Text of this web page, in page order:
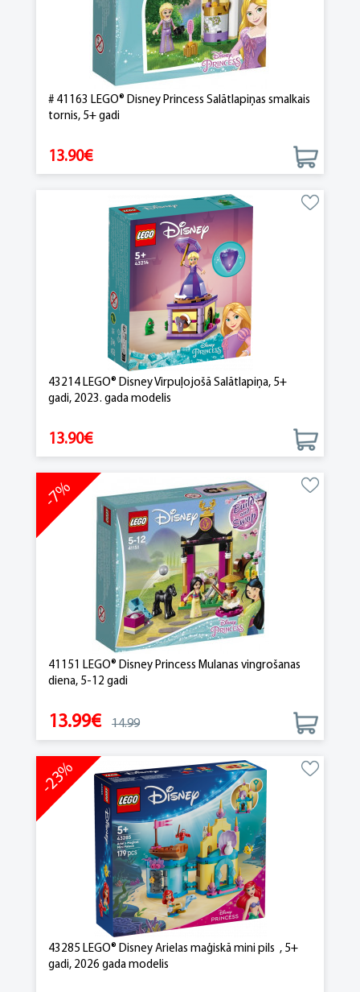
# 41163 LEGO® Disney Princess Salātlapiņas smalkais
tornis, 5+ gadi
13.90€
43214 LEGO® Disney Virpuļojošā Salātlapiņa, 5+
gadi, 2023. gada modelis
13.90€
41151 LEGO® Disney Princess Mulanas vingrošanas
diena, 5-12 gadi
-7%
13.99€ 14.99
43285 LEGO® Disney Arielas maģiskā mini pils , 5+
gadi, 2026 gada modelis
-23%